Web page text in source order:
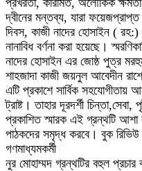
প্রখরতা, কারামত, অলৌকিক
দ্বীনের মন্তব্য, যারা
দিবস, কাজী নাদের হোসাইন (
নানাবিধ বর্ণনা করা হয়েছে।
নাদের হোসাইন এর জোষ্ঠ পুত্র
শাহজাদা কাজী জয়নুল আবেদীন
এটি প্রকাশে সার্বিক সহযোগীতায়
ট্রাষ্ট। তাহার দূরদর্শী
প্রকাশিত স্মারক এই গ্রন্থটি
পাঠকদের সমৃদ্ধ করবে। বুক
গণমাধ্যমকর্মী
নুর মোহাম্মদ গ্রন্থটির বহুল প্রচার